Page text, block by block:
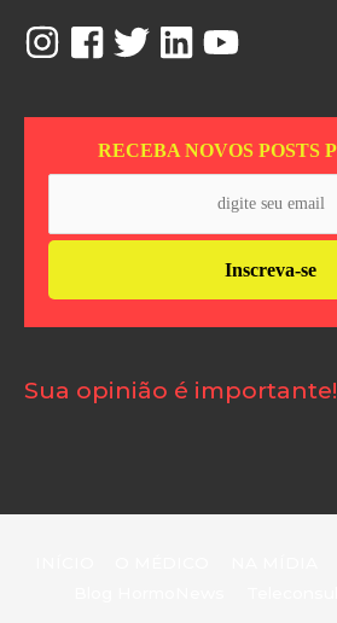
RECEBA NOVOS POSTS
Sua opinião é importante!